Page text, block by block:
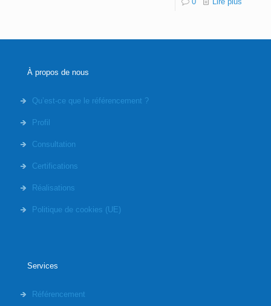
À propos de nous
Qu’est-ce que le référencement ?
Profil
Consultation
Certifications
Réalisations
Politique de cookies (UE)
Services
Référencement